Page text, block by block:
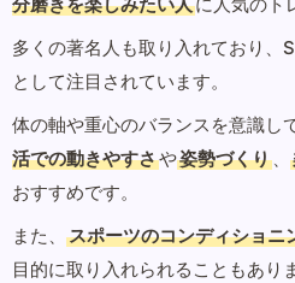
分磨きを楽しみたい人に人気のト
多くの著名人も取り入れており、
として注目されています。
体の軸や重心のバランスを意識し
活での動きやすさや姿勢づくり 、
おすすめです。
また、
スポーツのコンディショニ
目的に取り入れられることもあり